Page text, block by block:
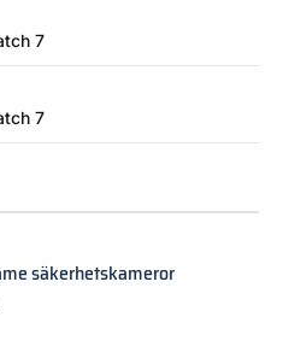
7
7
säkerhetskameror